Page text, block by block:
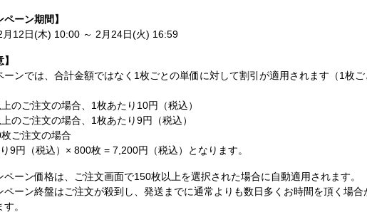
ペーン期間】
月12日(木) 10:00 ～ 2月24日(火) 16:59
ーンでは、合計金額ではなく1枚ごとの単価に対して割引が適用されます（1枚
のご注文の場合、1枚あたり10円（税込）
のご注文の場合、1枚あたり9円（税込）
ご注文の場合
9円（税込）× 800枚 = 7,200円（税込）となります。
ーン価格は、ご注文画面で150枚以上を選択された場合に自動適用されます。
ーン終盤はご注文が殺到し、発送までに通常よりも数日多くお時間を頂く場
。